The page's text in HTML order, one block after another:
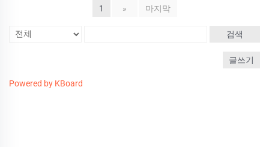
1 » 마지막
검색
글쓰기
Powered by KBoard